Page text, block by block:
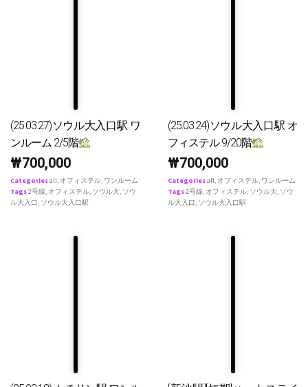
(25.03.27)ソウル大入口駅 ワ
ンルーム 2/5階
₩700,000
Categoriesall, オフィステル, ワンルーム
Tags2号線, オフィステル, ソウル大, ソウ
ル大入口, ソウル大入口駅
(25.03.24)ソウル大入口駅 オ
フィステル 9/20階
₩700,000
Categoriesall, オフィステル, ワンルーム
Tags2号線, オフィステル, ソウル大, ソウ
ル大入口, ソウル大入口駅